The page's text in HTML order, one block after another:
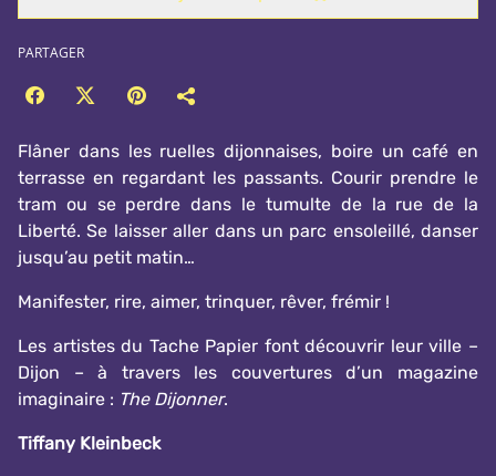
PARTAGER
Flâner dans les ruelles dijonnaises, boire un café en
terrasse en regardant les passants. Courir prendre le
tram ou se perdre dans le tumulte de la rue de la
Liberté. Se laisser aller dans un parc ensoleillé, danser
jusqu’au petit matin…
Manifester, rire, aimer, trinquer, rêver, frémir !
Les artistes du Tache Papier font découvrir leur ville –
Dijon – à travers les couvertures d’un magazine
imaginaire : The Dijonner.
Tiffany Kleinbeck